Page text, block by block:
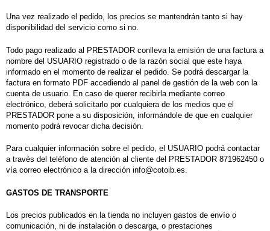
Una vez realizado el pedido, los precios se mantendrán tanto si hay
disponibilidad del servicio como si no.
Todo pago realizado al PRESTADOR conlleva la emisión de una factura a
nombre del USUARIO registrado o de la razón social que este haya
informado en el momento de realizar el pedido. Se podrá descargar la
factura en formato PDF accediendo al panel de gestión de la web con la
cuenta de usuario. En caso de querer recibirla mediante correo
electrónico, deberá solicitarlo por cualquiera de los medios que el
PRESTADOR pone a su disposición, informándole de que en cualquier
momento podrá revocar dicha decisión.
Para cualquier información sobre el pedido, el USUARIO podrá contactar
a través del teléfono de atención al cliente del PRESTADOR 871962450 o
vía correo electrónico a la dirección info@cotoib.es.
GASTOS DE TRANSPORTE
Los precios publicados en la tienda no incluyen gastos de envío o
comunicación, ni de instalación o descarga, o prestaciones